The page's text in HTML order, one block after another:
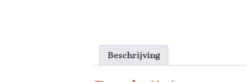
Beschrijving